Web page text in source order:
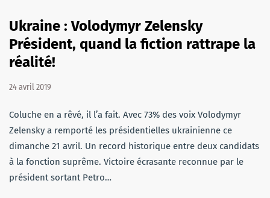
Ukraine : Volodymyr Zelensky
Président, quand la fiction rattrape la
réalité!
24 avril 2019
Coluche en a rêvé, il l’a fait. Avec 73% des voix Volodymyr
Zelensky a remporté les présidentielles ukrainienne ce
dimanche 21 avril. Un record historique entre deux candidats
à la fonction suprême. Victoire écrasante reconnue par le
président sortant Petro…